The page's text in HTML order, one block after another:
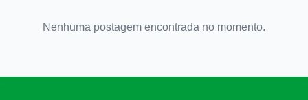
Nenhuma postagem encontrada no momento.